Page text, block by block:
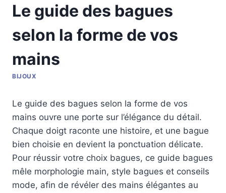
Le guide des bagues
selon la forme de vos
mains
BIJOUX
Le guide des bagues selon la forme de vos
mains ouvre une porte sur l’élégance du détail.
Chaque doigt raconte une histoire, et une bague
bien choisie en devient la ponctuation délicate.
Pour réussir votre choix bagues, ce guide bagues
mêle morphologie main, style bagues et conseils
mode, afin de révéler des mains élégantes au